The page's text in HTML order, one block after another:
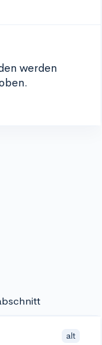
werden
alt